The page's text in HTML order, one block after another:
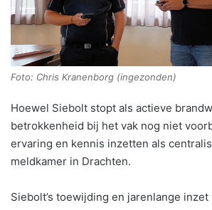
Foto: Chris Kranenborg (ingezonden)
Hoewel Siebolt stopt als actieve
betrokkenheid bij het vak nog niet
ervaring en kennis inzetten als
meldkamer in Drachten.
Siebolt’s toewijding en jarenlange